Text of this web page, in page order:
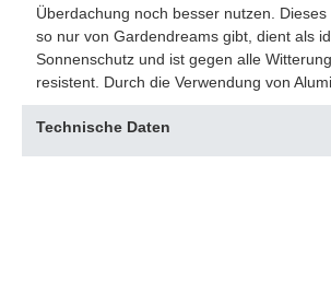
Überdachung noch besser nutzen.
so nur von Gardendreams gibt, dient als
Sonnenschutz und ist gegen alle
resistent. Durch die Verwendung von
Technische Daten